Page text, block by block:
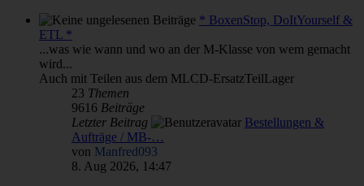
* BoxenStop, DoItYourself &
ETL *
...was wie wann und wo an der M-Klasse von wem gemacht
wird...
Auch mit Teilen aus dem MLCD-ErsatzTeilLager
23 Themen
9616 Beiträge
Letzter Beitrag
Bestellungen &
Aufträge / MB-…
von Manfred093
8. Aug 2026, 14:47